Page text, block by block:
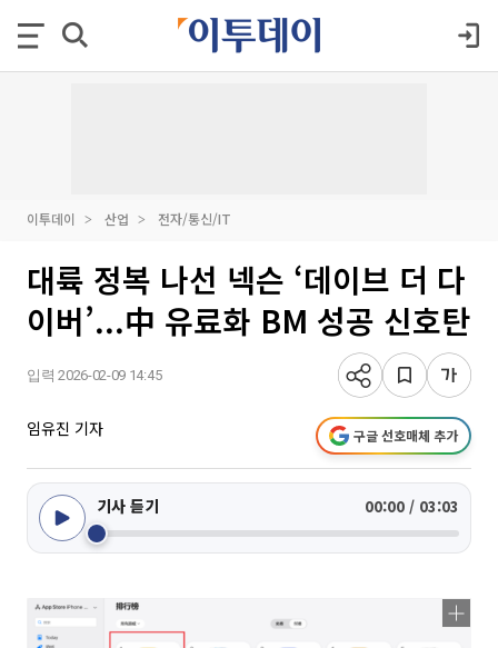
이투데이 산업 전자/통신/IT
대륙 정복 나선 넥슨 ‘데이브 더 다
이버’...中 유료화 BM 성공 신호탄
입력 2026-02-09 14:45
임유진 기자 구글 선호매체 추가
기사 듣기 00:00 / 03:03